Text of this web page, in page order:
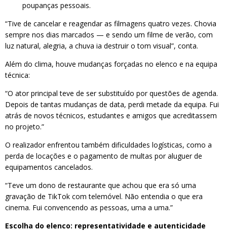
poupanças pessoais.
“Tive de cancelar e reagendar as filmagens quatro vezes. Chovia
sempre nos dias marcados — e sendo um filme de verão, com
luz natural, alegria, a chuva ia destruir o tom visual”, conta.
Além do clima, houve mudanças forçadas no elenco e na equipa
técnica:
“O ator principal teve de ser substituído por questões de agenda.
Depois de tantas mudanças de data, perdi metade da equipa. Fui
atrás de novos técnicos, estudantes e amigos que acreditassem
no projeto.”
O realizador enfrentou também dificuldades logísticas, como a
perda de locações e o pagamento de multas por aluguer de
equipamentos cancelados.
“Teve um dono de restaurante que achou que era só uma
gravação de TikTok com telemóvel. Não entendia o que era
cinema. Fui convencendo as pessoas, uma a uma.”
Escolha do elenco: representatividade e autenticidade